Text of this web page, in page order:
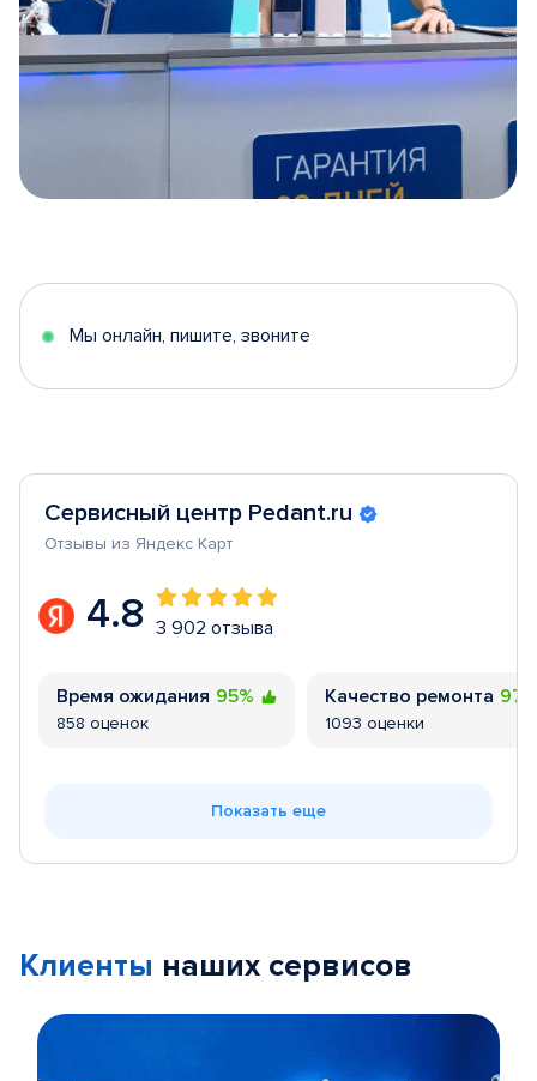
5
Мы онлайн, пишите, звоните
Сервисный центр Pedant.ru
Отзывы из Яндекс Карт
4.8 3 902 отзыва
Время ожидания 95%
858 оценок
Качество ремонта
1093 оценки
Показать еще
Клиенты наших сервисов